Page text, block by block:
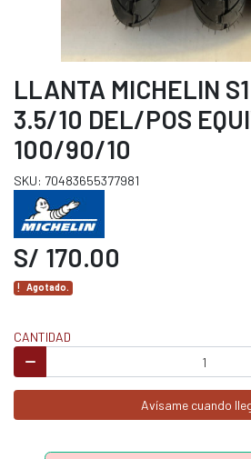
LLANTA MICHELIN
3.5/10 DEL/POS
100/90/10
SKU: 70483655377981
S/ 170.00
Agotado.
CANTIDAD
Avísame cuando